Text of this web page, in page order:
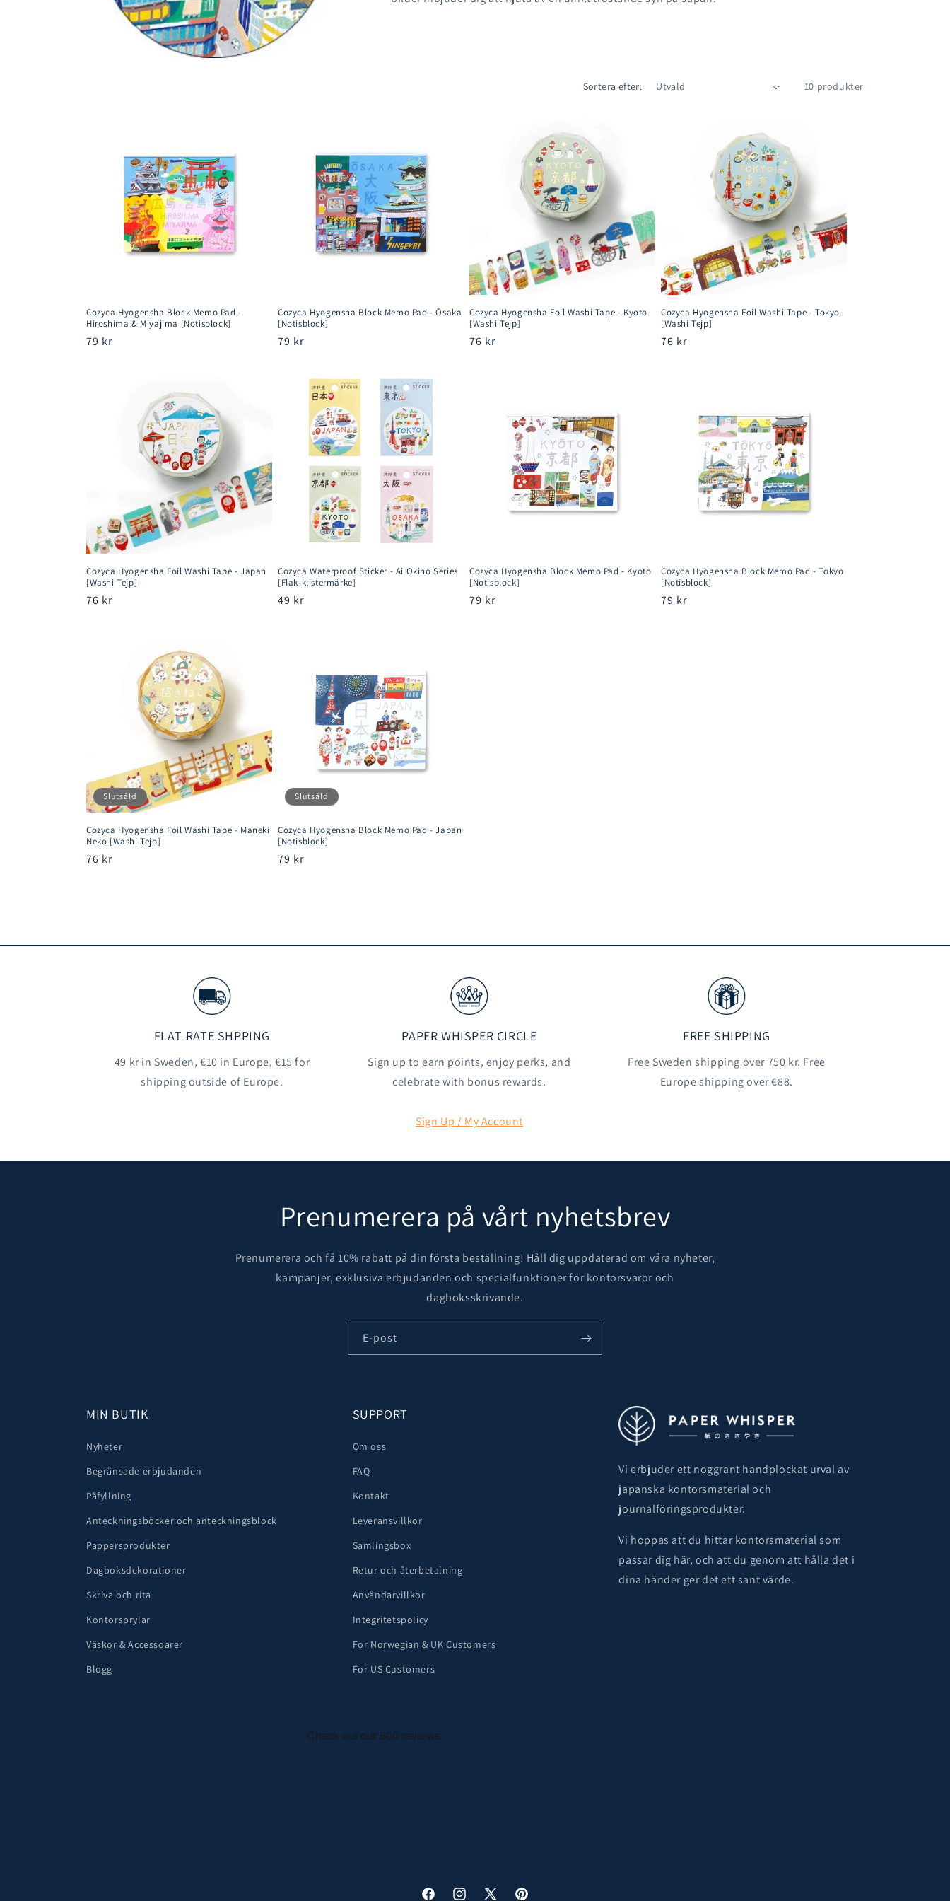
Sortera efter: 10 produkter
Cozyca Hyogensha Block Memo Pad -
Hiroshima & Miyajima [Notisblock]
Ordinarie
79 kr
Cozyca Hyogensha Block Memo Pad - Ōsaka
[Notisblock]
Ordinarie
79 kr
Cozyca Hyogensha Foil Washi Tape - Kyoto
[Washi Tejp]
Ordinarie
76 kr
Cozyca Hyogensha Foil Washi Tape - Tokyo
[Washi Tejp]
Ordinarie
76 kr
Cozyca Hyogensha Foil Washi Tape - Japan
[Washi Tejp]
Ordinarie
76 kr
Cozyca Waterproof Sticker - Ai Okino Series
[Flak-klistermärke]
Ordinarie
49 kr
Cozyca Hyogensha Block Memo Pad - Kyoto
[Notisblock]
Ordinarie
79 kr
Cozyca Hyogensha Block Memo Pad - Tokyo
[Notisblock]
Ordinarie
79 kr
Slutsåld
Cozyca Hyogensha Foil Washi Tape - Maneki
Neko [Washi Tejp]
Ordinarie
76 kr
Slutsåld
Cozyca Hyogensha Block Memo Pad - Japan
[Notisblock]
Ordinarie
79 kr
FLAT-RATE SHPPING
49 kr in Sweden, €10 in Europe, €15 for
shipping outside of Europe.
PAPER WHISPER CIRCLE
Sign up to earn points, enjoy perks, and
celebrate with bonus rewards.
Sign Up / My Account
FREE SHIPPING
Free Sweden shipping over 750 kr. Free
Europe shipping over €88.
Prenumerera på vårt nyhetsbrev
Prenumerera och få 10% rabatt på din första beställning! Håll dig uppdaterad om våra nyheter,
kampanjer, exklusiva erbjudanden och specialfunktioner för kontorsvaror och
dagboksskrivande.
E-post
MIN BUTIK
Nyheter
Begränsade erbjudanden
Påfyllning
Anteckningsböcker och anteckningsblock
Pappersprodukter
Dagboksdekorationer
Skriva och rita
Kontorsprylar
Väskor & Accessoarer
Blogg
SUPPORT
Om oss
FAQ
Kontakt
Leveransvillkor
Samlingsbox
Retur och återbetalning
Användarvillkor
Integritetspolicy
For Norwegian & UK Customers
For US Customers
Vi erbjuder ett noggrant handplockat urval av
japanska kontorsmaterial och
journalföringsprodukter.
Vi hoppas att du hittar kontorsmaterial som
passar dig här, och att du genom att hålla det i
dina händer ger det ett sant värde.